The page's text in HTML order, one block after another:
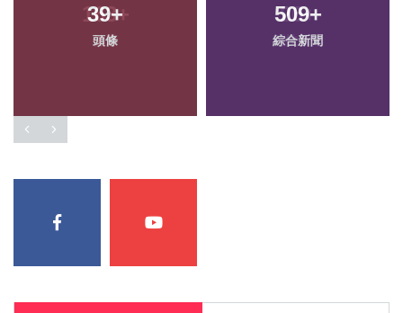
39+
頭條
509+
綜合新聞